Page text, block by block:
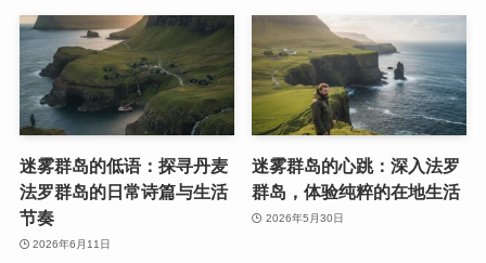
迷雾群岛的低语：探寻丹麦
法罗群岛的日常诗篇与生活
节奏
2026年6月11日
迷雾群岛的心跳：深入法罗
群岛，体验纯粹的在地生活
2026年5月30日